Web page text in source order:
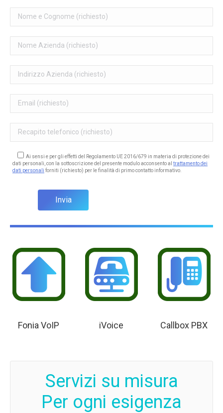
Ai sensi e per gli effetti del Regolamento UE 2016/679 in materia di protezione dei
dati personali, con la sottoscrizione del presente modulo acconsento al trattamento dei
dati personali forniti (richiesto) per le finalità di primo contatto informativo.
Fonia VoIP iVoice Callbox PBX
Servizi su misura
Per ogni esigenza